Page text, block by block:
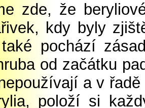
zde, že
kdy byly
pochází
od začátku
a v
položí si